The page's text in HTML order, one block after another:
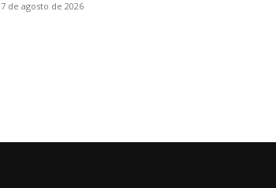
7 de agosto de 2026